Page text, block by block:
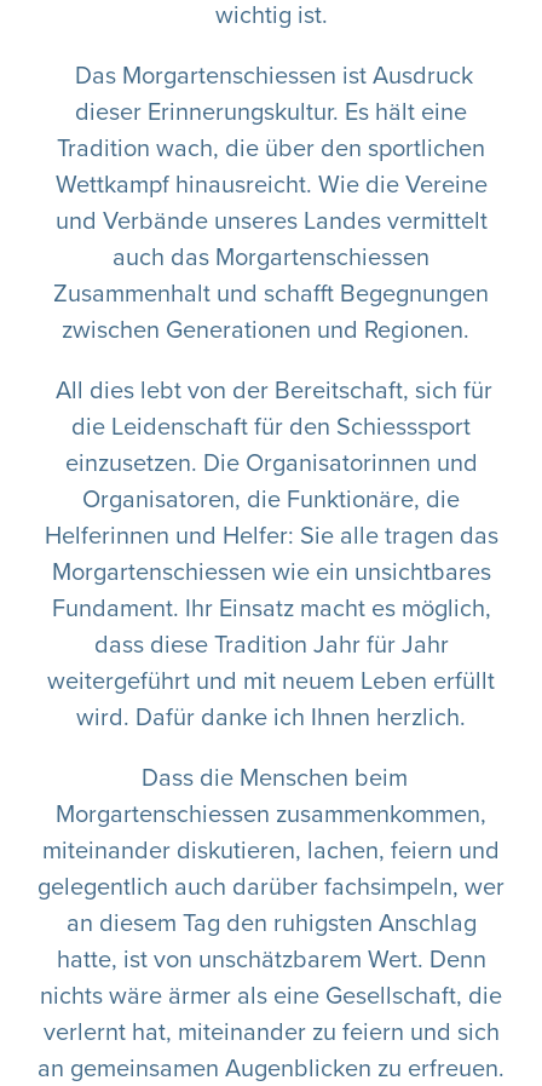
wichtig ist.
Das Morgartenschiessen ist Ausdruck
dieser Erinnerungskultur. Es hält eine
Tradition wach, die über den sportlichen
Wettkampf hinausreicht. Wie die Vereine
und Verbände unseres Landes vermittelt
auch das Morgartenschiessen
Zusammenhalt und schafft Begegnungen
zwischen Generationen und Regionen.
All dies lebt von der Bereitschaft, sich für
die Leidenschaft für den Schiesssport
einzusetzen. Die Organisatorinnen und
Organisatoren, die Funktionäre, die
Helferinnen und Helfer: Sie alle tragen das
Morgartenschiessen wie ein unsichtbares
Fundament. Ihr Einsatz macht es möglich,
dass diese Tradition Jahr für Jahr
weitergeführt und mit neuem Leben erfüllt
wird. Dafür danke ich Ihnen herzlich.
Dass die Menschen beim
Morgartenschiessen zusammenkommen,
miteinander diskutieren, lachen, feiern und
gelegentlich auch darüber fachsimpeln, wer
an diesem Tag den ruhigsten Anschlag
hatte, ist von unschätzbarem Wert. Denn
nichts wäre ärmer als eine Gesellschaft, die
verlernt hat, miteinander zu feiern und sich
an gemeinsamen Augenblicken zu erfreuen.